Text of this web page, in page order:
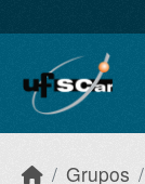
Grupos